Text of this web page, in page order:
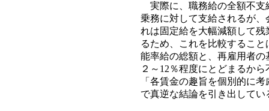
実際に、職務給の全額不支
乗務に対して支給されるが
れは固定給を大幅減額して
るため、これを比較するこ
能率給の総額と、再雇用者
２～12％程度にとどまるか
「各賃金の趣旨を個別的に
で真逆な結論を引き出してい